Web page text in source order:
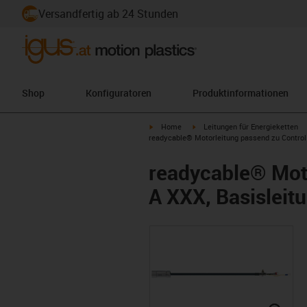
Versandfertig ab 24 Stunden
Shop Konfiguratoren Produktinformationen
igus-icon-arrow-right
Home igus-icon-arrow-right
Leitungen für Energieketten
readycable® Motorleitung passend zu Control
readycable®
A XXX,